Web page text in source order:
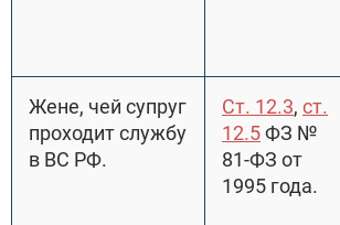
Жене, чей супруг
проходит службу
в ВС РФ.
Ст. 12.3, ст.
12.5ФЗ №
81-ФЗ от
1995 года.